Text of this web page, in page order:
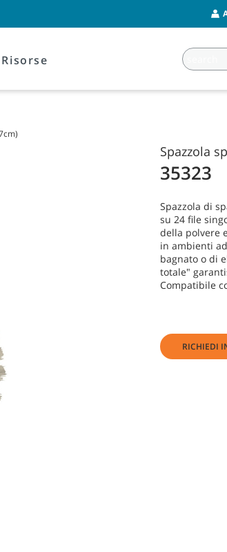
Risorse
Spazzola
35323
Spazzola di
su 24 file
della polvere
in ambienti
bagnato o di
totale"
Compatibile
RICHIEDI